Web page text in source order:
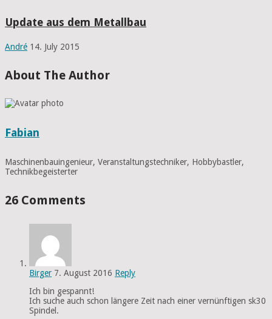
Update aus dem Metallbau
André 14. July 2015
About The Author
Fabian
Maschinenbauingenieur, Veranstaltungstechniker, Hobbybastler,
Technikbegeisterter
26 Comments
Birger 7. August 2016 Reply
Ich bin gespannt!
Ich suche auch schon längere Zeit nach einer vernünftigen sk30
Spindel.